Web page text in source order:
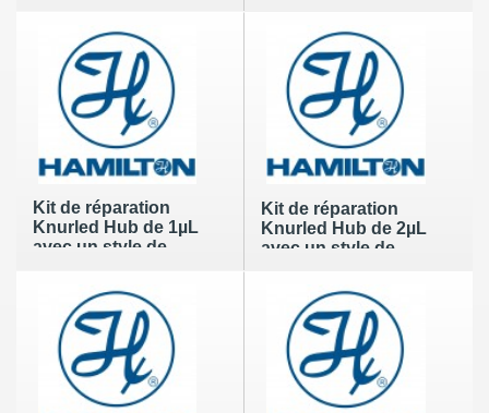
Kit de réparation
Knurled Hub de 1µL
avec un style de
Kit de réparation
Knurled Hub de 2µL
avec un style de